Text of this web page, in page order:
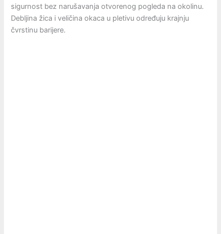
sigurnost bez narušavanja otvorenog pogleda na okolinu.
Debljina žica i veličina okaca u pletivu određuju krajnju
čvrstinu barijere.